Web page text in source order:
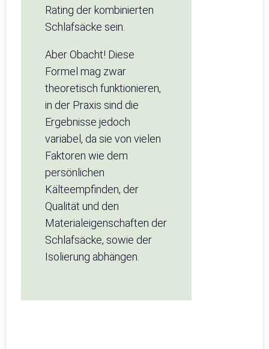
Rating der kombinierten
Schlafsäcke sein.
Aber Obacht! Diese
Formel mag zwar
theoretisch funktionieren,
in der Praxis sind die
Ergebnisse jedoch
variabel, da sie von vielen
Faktoren wie dem
persönlichen
Kälteempfinden, der
Qualität und den
Materialeigenschaften der
Schlafsäcke, sowie der
Isolierung abhängen.